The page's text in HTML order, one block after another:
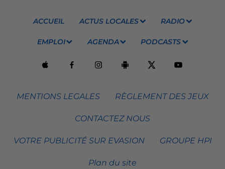
ACCUEIL ACTUS LOCALES RADIO
EMPLOI AGENDA PODCASTS
MENTIONS LEGALES RÈGLEMENT DES JEUX
CONTACTEZ NOUS
VOTRE PUBLICITÉ SUR EVASION GROUPE HPI
Plan du site